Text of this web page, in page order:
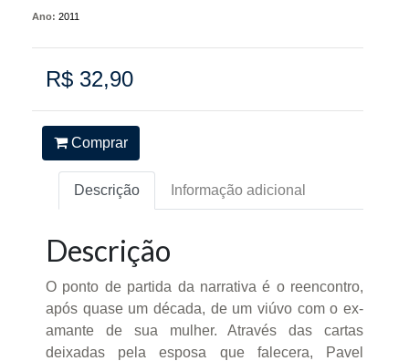
Ano: 2011
R$ 32,90
Comprar
Descrição Informação adicional
Descrição
O ponto de partida da narrativa é o reencontro,
após quase um década, de um viúvo com o ex-
amante de sua mulher. Através das cartas
deixadas pela esposa que falecera, Pavel